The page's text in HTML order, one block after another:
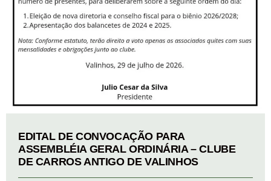
EDITAL DE CONVOCAÇÃO PARA
ASSEMBLÉIA GERAL ORDINÁRIA – CLUBE
DE CARROS ANTIGO DE VALINHOS